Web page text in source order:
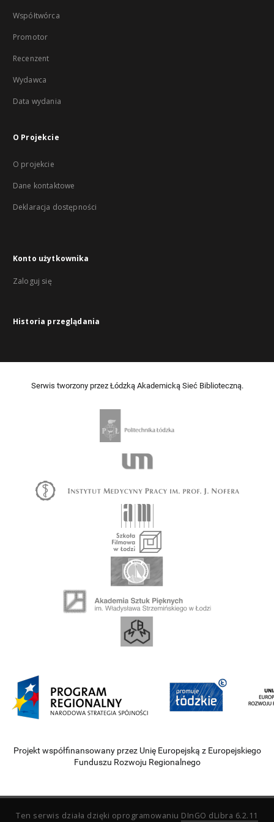
Współtwórca
Promotor
Recenzent
Wydawca
Data wydania
O Projekcie
O projekcie
Dane kontaktowe
Deklaracja dostępności
Konto użytkownika
Zaloguj się
Historia przeglądania
Serwis tworzony przez Łódzką Akademicką Sieć Biblioteczną.
Projekt współfinansowany przez Unię Europejską z Europejskiego
Funduszu Rozwoju Regionalnego
Ten serwis działa dzięki oprogramowaniu DInGO dLibra 6.2.11